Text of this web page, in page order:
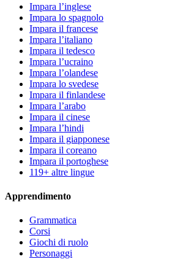
Impara l’inglese
Impara lo spagnolo
Impara il francese
Impara l’italiano
Impara il tedesco
Impara l’ucraino
Impara l’olandese
Impara lo svedese
Impara il finlandese
Impara l’arabo
Impara il cinese
Impara l’hindi
Impara il giapponese
Impara il coreano
Impara il portoghese
119+ altre lingue
Apprendimento
Grammatica
Corsi
Giochi di ruolo
Personaggi